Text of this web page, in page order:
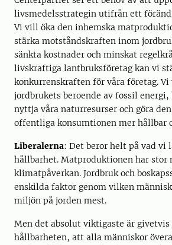
livsmedelsstrategin utifrån ett
Vi vill öka den inhemska
stärka motståndskraften inom
sänkta kostnader och minskat
livskraftiga lantbruksföretag kan vi
konkurrenskraften för våra företag.
jordbrukets beroende av fossil
nyttja våra naturresurser och göra
offentliga konsumtionen mer hållbar
Liberalerna: Det beror helt på vad vi
hållbarhet. Matproduktionen har stor
klimatpåverkan. Jordbruk och
enskilda faktor genom vilken
miljön på jorden mest.
Men det absolut viktigaste är givetvis
hållbarheten, att alla människor